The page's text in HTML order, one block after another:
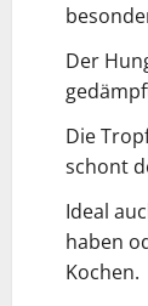
Der
Die
schont
Ideal
haben
Kochen.